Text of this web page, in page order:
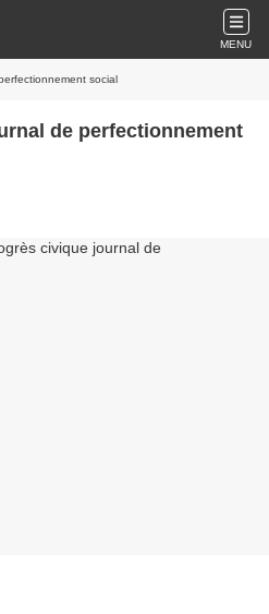
MENU
social
de perfectionnement